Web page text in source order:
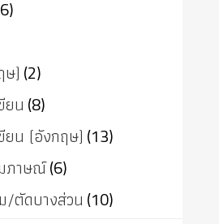
ษ) (2)
ยน (8)
ยน (อังกฤษ) (13)
ภาษณ์(6)
/ตัดบางส่วน (10)